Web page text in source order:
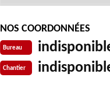
NOS COORDONNÉES
Bureau
Chantier